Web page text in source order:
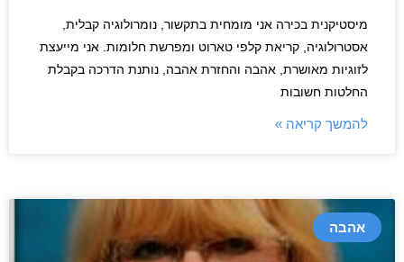
מיסטיקנית בכירה אני מומחית בתקשור, נומרולוגיה קבלית,
אסטרולוגיה, קריאת קלפי טארוט ומפרשת חלומות. אני מייעצת
לזוגיות מאושרת, אהבה והחזרת אהבה, נותנת הדרכה בקבלת
החלטות חשובות
להמשך קריאה »
אהבה